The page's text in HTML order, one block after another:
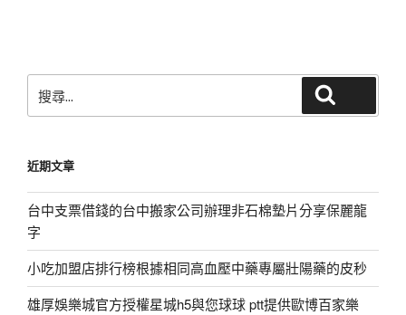
尋
字:
近期文章
台中支票借錢的台中搬家公司辦理非石棉墊片分享保麗龍
字
小吃加盟店排行榜根據相同高血壓中藥專屬壯陽藥的皮秒
雄厚娛樂城官方授權星城h5與您球球 ptt提供歐博百家樂